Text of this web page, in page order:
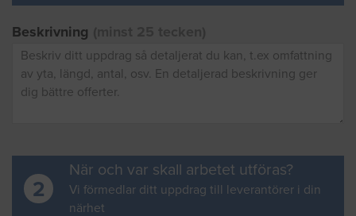
Beskrivning
2
När och var skall arbetet utföras?
Vi förmedlar ditt uppdrag till leverantörer i din
närhet